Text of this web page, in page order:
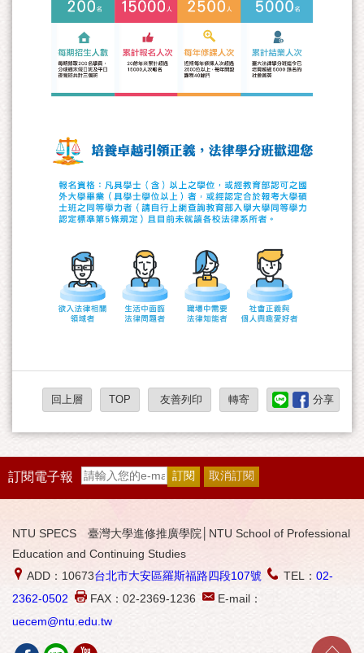
回上層 TOP 友善列印 轉寄 分享
訂閱電子報
NTU SPECS 臺灣大學進修推廣學院│NTU School of Professional
Education and Continuing Studies
ADD：10673台北市大安區羅斯福路四段107號 TEL： 02-
2362-0502
FAX：02-2369-1236
E-mail：
uecem@ntu.edu.tw